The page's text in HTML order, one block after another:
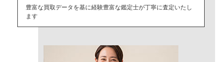
豊富な買取データを基に経験豊富な鑑定士が丁寧に査定いたし
ます